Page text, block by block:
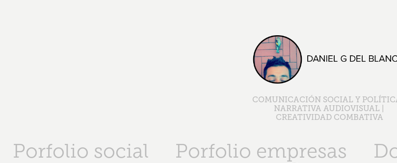
COMUNICACIÓN SOCIAL Y
NARRATIVA AUDIOVISUAL |
CREATIVIDAD COMBATIVA
Porfolio social Porfolio empresas